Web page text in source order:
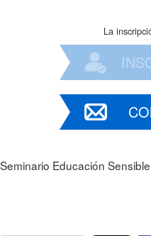
La
Seminario Educación Sensible